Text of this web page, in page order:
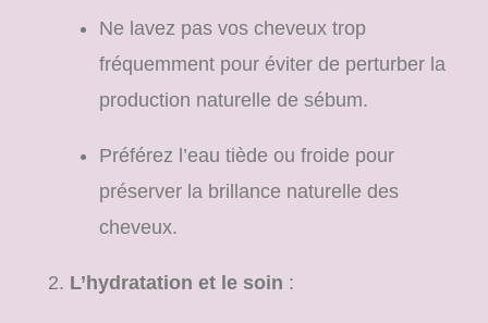
Ne lavez pas vos cheveux trop
fréquemment pour éviter de perturber la
production naturelle de sébum.
Préférez l’eau tiède ou froide pour
préserver la brillance naturelle des
cheveux.
L’hydratation et le soin :